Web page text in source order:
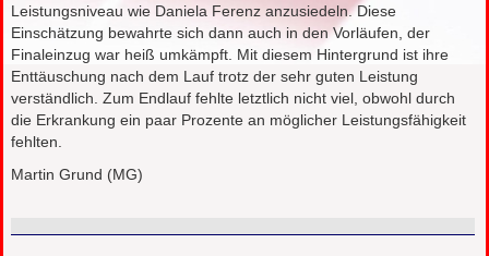
Leistungsniveau wie Daniela Ferenz anzusiedeln. Diese
Einschätzung bewahrte sich dann auch in den Vorläufen, der
Finaleinzug war heiß umkämpft. Mit diesem Hintergrund ist ihre
Enttäuschung nach dem Lauf trotz der sehr guten Leistung
verständlich. Zum Endlauf fehlte letztlich nicht viel, obwohl durch
die Erkrankung ein paar Prozente an möglicher Leistungsfähigkeit
fehlten.
Martin Grund (MG)